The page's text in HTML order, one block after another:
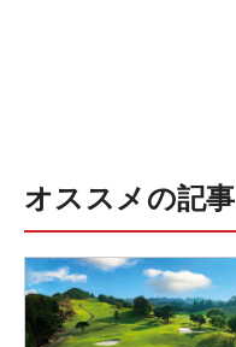
オススメの記事